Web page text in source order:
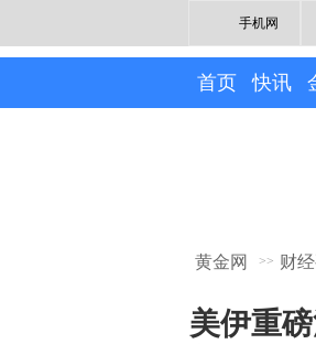
手机网
首页 快讯
黄金网 >> 财
美伊重